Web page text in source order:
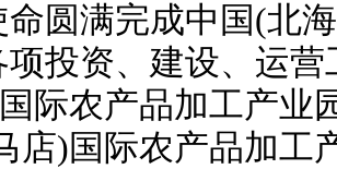
圆满完成中国(北
投资、建设、运
际农产品加工产业
店)国际农产品加工